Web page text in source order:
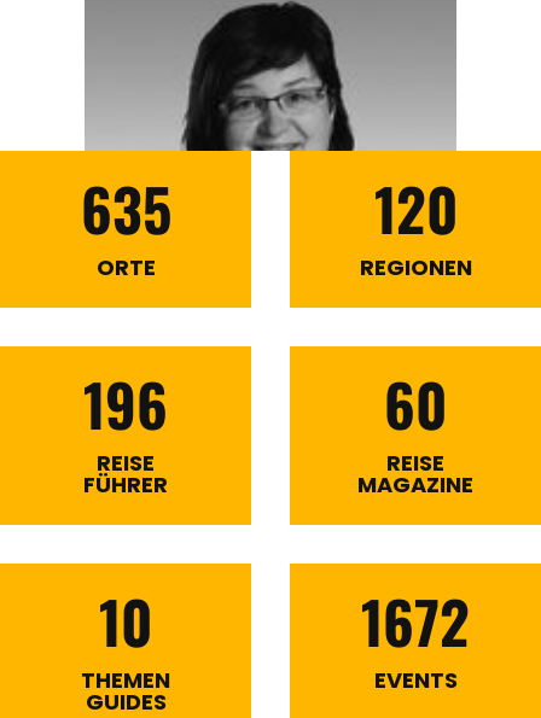
635
ORTE
120
REGIONEN
196
REISE
FÜHRER
60
REISE
MAGAZINE
10
THEMEN
GUIDES
1672
EVENTS